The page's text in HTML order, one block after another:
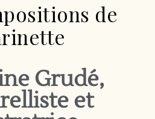
de
Grudé,
et